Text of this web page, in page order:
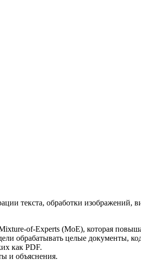
текста, обработки
of-Experts (MoE), которая
обрабатывать целые документы,
как PDF.
и объяснения.